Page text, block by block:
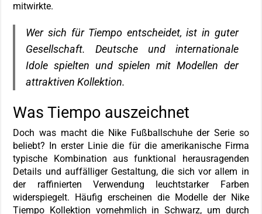
mitwirkte.
Wer sich für Tiempo entscheidet, ist in guter
Gesellschaft. Deutsche und internationale
Idole spielten und spielen mit Modellen der
attraktiven Kollektion.
Was Tiempo auszeichnet
Doch was macht die Nike Fußballschuhe der Serie so
beliebt? In erster Linie die für die amerikanische Firma
typische Kombination aus funktional herausragenden
Details und auffälliger Gestaltung, die sich vor allem in
der raffinierten Verwendung leuchtstarker Farben
widerspiegelt. Häufig erscheinen die Modelle der Nike
Tiempo Kollektion vornehmlich in Schwarz, um durch